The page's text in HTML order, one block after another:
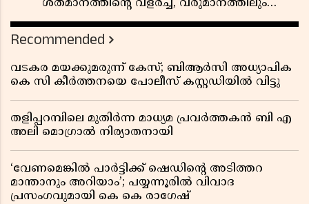
ശതമാനത്തിൻ്റെ വളർച്ച, വരുമാനത്തിലും
റിപ്പോർട്ട് പുറത്ത്
Recommended
വടകര മയക്കുമരുന്ന് കേസ്; ബിആർസി അധ്യാപിക
കെ സി കീർത്തനയെ പോലീസ് കസ്റ്റഡിയിൽ വിട്ടു
തളിപ്പറമ്പിലെ മുതിർന്ന മാധ്യമ പ്രവർത്തകൻ ബി എ
അലി മൊഗ്രാൽ നിര്യാതനായി
‘വേണമെങ്കിൽ പാർട്ടിക്ക് ഷെഡിൻ്റെ അടിത്തറ
മാന്താനും അറിയാം’; പയ്യന്നൂരിൽ വിവാദ
പ്രസംഗവുമായി കെ കെ രാഗേഷ്